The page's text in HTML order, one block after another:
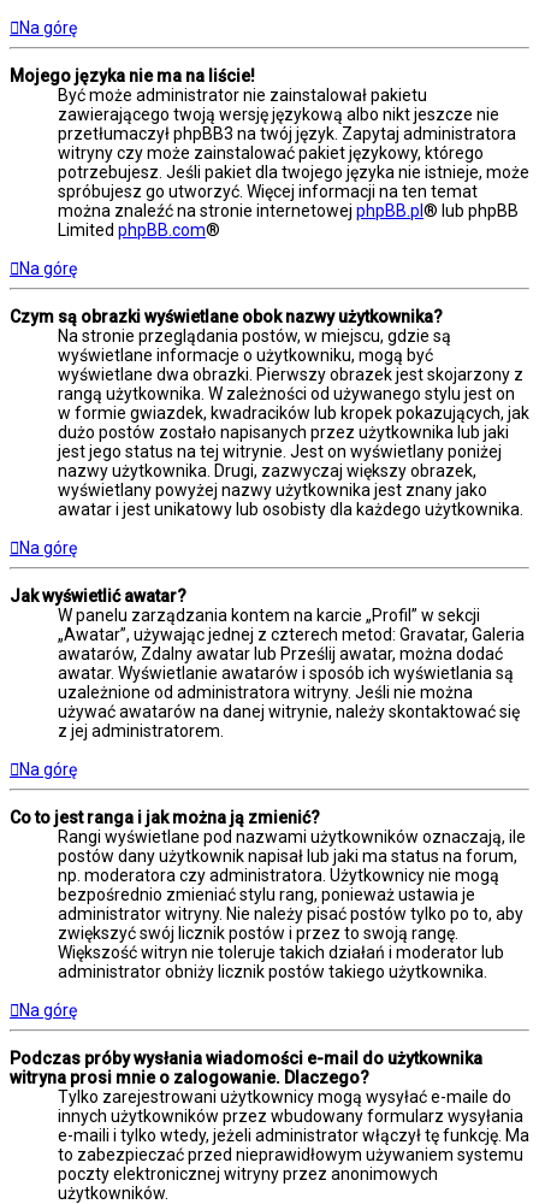
Na górę
Mojego języka nie ma na liście!
Być może administrator nie zainstalował pakietu
zawierającego twoją wersję językową albo nikt jeszcze nie
przetłumaczył phpBB3 na twój język. Zapytaj administratora
witryny czy może zainstalować pakiet językowy, którego
potrzebujesz. Jeśli pakiet dla twojego języka nie istnieje, może
spróbujesz go utworzyć. Więcej informacji na ten temat
można znaleźć na stronie internetowej phpBB.pl® lub phpBB
Limited phpBB.com®
Na górę
Czym są obrazki wyświetlane obok nazwy użytkownika?
Na stronie przeglądania postów, w miejscu, gdzie są
wyświetlane informacje o użytkowniku, mogą być
wyświetlane dwa obrazki. Pierwszy obrazek jest skojarzony z
rangą użytkownika. W zależności od używanego stylu jest on
w formie gwiazdek, kwadracików lub kropek pokazujących, jak
dużo postów zostało napisanych przez użytkownika lub jaki
jest jego status na tej witrynie. Jest on wyświetlany poniżej
nazwy użytkownika. Drugi, zazwyczaj większy obrazek,
wyświetlany powyżej nazwy użytkownika jest znany jako
awatar i jest unikatowy lub osobisty dla każdego użytkownika.
Na górę
Jak wyświetlić awatar?
W panelu zarządzania kontem na karcie „Profil” w sekcji
„Awatar”, używając jednej z czterech metod: Gravatar, Galeria
awatarów, Zdalny awatar lub Prześlij awatar, można dodać
awatar. Wyświetlanie awatarów i sposób ich wyświetlania są
uzależnione od administratora witryny. Jeśli nie można
używać awatarów na danej witrynie, należy skontaktować się
z jej administratorem.
Na górę
Co to jest ranga i jak można ją zmienić?
Rangi wyświetlane pod nazwami użytkowników oznaczają, ile
postów dany użytkownik napisał lub jaki ma status na forum,
np. moderatora czy administratora. Użytkownicy nie mogą
bezpośrednio zmieniać stylu rang, ponieważ ustawia je
administrator witryny. Nie należy pisać postów tylko po to, aby
zwiększyć swój licznik postów i przez to swoją rangę.
Większość witryn nie toleruje takich działań i moderator lub
administrator obniży licznik postów takiego użytkownika.
Na górę
Podczas próby wysłania wiadomości e-mail do użytkownika
witryna prosi mnie o zalogowanie. Dlaczego?
Tylko zarejestrowani użytkownicy mogą wysyłać e-maile do
innych użytkowników przez wbudowany formularz wysyłania
e-maili i tylko wtedy, jeżeli administrator włączył tę funkcję. Ma
to zabezpieczać przed nieprawidłowym używaniem systemu
poczty elektronicznej witryny przez anonimowych
użytkowników.